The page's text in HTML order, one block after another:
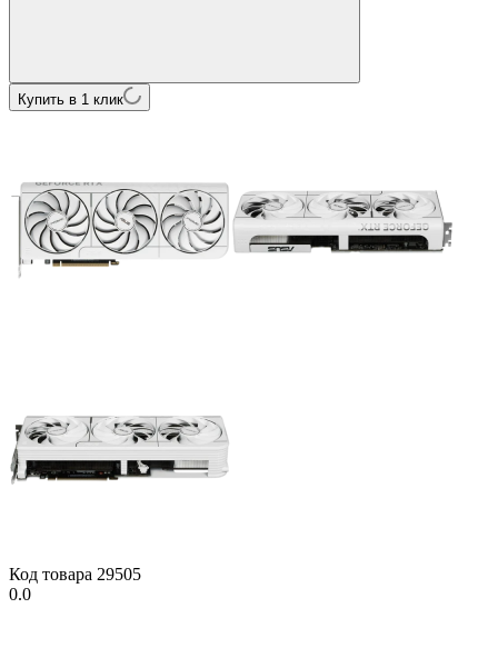
Купить в 1 клик
Код товара 29505
0.0